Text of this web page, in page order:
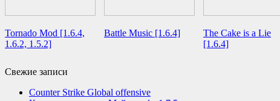
Tornado Mod [1.6.4,
1.6.2, 1.5.2]
Battle Music [1.6.4]
The Cake is a Lie
[1.6.4]
Свежие записи
Counter Strike Global offensive